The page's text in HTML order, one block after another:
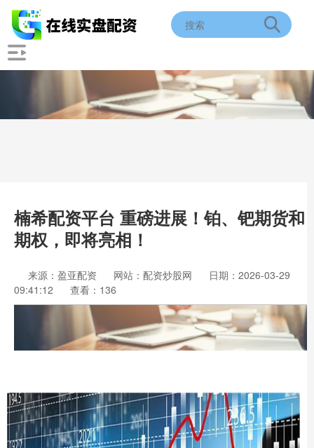
楠希配资平台 重磅进展！铂、钯期货和
期权，即将亮相！
来源：盈亚配资 网站：配资炒股网
日期：2026-03-29
09:41:12
查看：136